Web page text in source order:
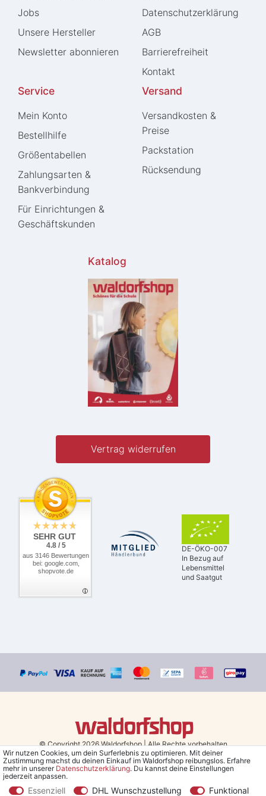
Jobs
Unsere Hersteller
Newsletter abonnieren
Daten­schutz­erklärung
AGB
Barrierefreiheit
Kontakt
Service
Mein Konto
Bestellhilfe
Größentabellen
Zahlungsarten &
Bankverbindung
Für Einrichtungen &
Geschäftskunden
Versand
Versandkosten &
Preise
Packstation
Rücksendung
Katalog
Vertrag widerrufen
SEHR GUT
4.8 / 5
aus 3146 Bewertungen
bei: google.com,
shopvote.de
DE-ÖKO-007
In Bezug auf
Lebensmittel
und Saatgut
© Copyright 2026 Waldorfshop|Alle Rechte vorbehalten.
Bestellungen mit Prio Versand bis 13 Uhr, garantierter Versand am
Wir nutzen Cookies, um dein Surferlebnis zu optimieren. Mit deiner
Zustimmung machst du deinen Einkauf im Waldorfshop reibungslos. Erfahre
mehr in unserer Daten­schutz­erklärung. Du kannst deine Einstellungen
jederzeit anpassen.
Essenziell DHL Wunschzustellung Funktional